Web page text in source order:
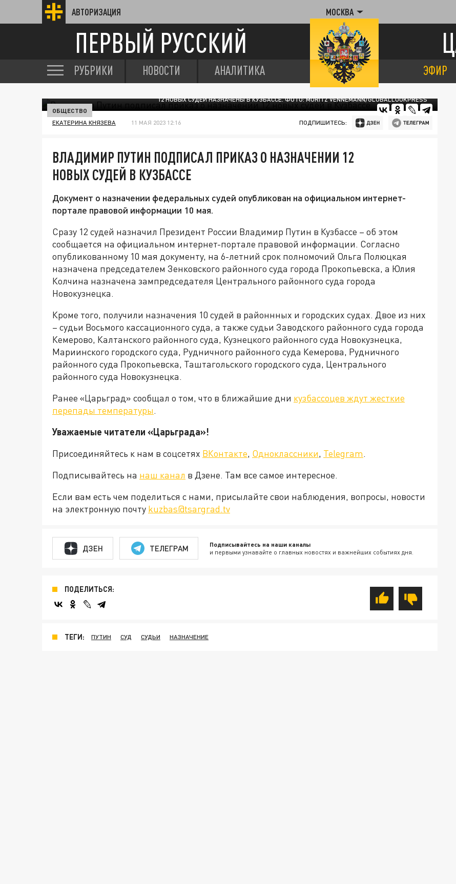
АВТОРИЗАЦИЯ МОСКВА
ПЕРВЫЙ РУССКИЙ
РУБРИКИ НОВОСТИ АНАЛИТИКА ЭФИР
12 НОВЫХ СУДЕЙ НАЗНАЧЕНЫ В КУЗБАССЕ. ФОТО: MORITZ VENNEMANN/GLOBALLOOKPRESS
ОБЩЕСТВО
ЕКАТЕРИНА КНЯЗЕВА 11 МАЯ 2023 12:16 ПОДПИШИТЕСЬ:
ВЛАДИМИР ПУТИН ПОДПИСАЛ ПРИКАЗ О НАЗНАЧЕНИИ 12
НОВЫХ СУДЕЙ В КУЗБАССЕ
Документ о назначении федеральных судей опубликован на официальном интернет-
портале правовой информации 10 мая.
Сразу 12 судей назначил Президент России Владимир Путин в Кузбассе – об этом
сообщается на официальном интернет-портале правовой информации. Согласно
опубликованному 10 мая документу, на 6-летний срок полномочий Ольга Полюцкая
назначена председателем Зенковского районного суда города Прокопьевска, а Юлия
Колчина назначена зампредседателя Центрального районного суда города
Новокузнецка.
Кроме того, получили назначения 10 судей в районнных и городских судах. Двое из них
– судьи Восьмого кассационного суда, а также судьи Заводского районного суда города
Кемерово, Калтанского районного суда, Кузнецкого районного суда Новокузнецка,
Мариинского городского суда, Рудничного районного суда Кемерова, Рудничного
районного суда Прокопьевска, Таштагольского городского суда, Центрального
районного суда Новокузнецка.
Ранее «Царьград» сообщал о том, что в ближайшие дни кузбассоцев ждут жесткие
перепады температуры.
Уважаемые читатели «Царьграда»!
Присоединяйтесь к нам в соцсетях ВКонтакте, Одноклассники, Telegram.
Подписывайтесь на наш канал в Дзене. Там все самое интересное.
Если вам есть чем поделиться с нами, присылайте свои наблюдения, вопросы, новости
на электронную почту kuzbas@tsargrad.tv
ДЗЕН ТЕЛЕГРАМ Подписывайтесь на наши каналы
и первыми узнавайте о главных новостях и важнейших событиях дня.
ПОДЕЛИТЬСЯ:
ТЕГИ: ПУТИН СУД СУДЬИ НАЗНАЧЕНИЕ